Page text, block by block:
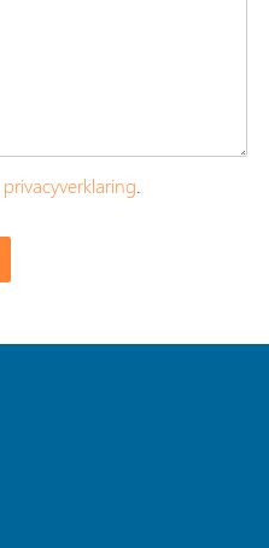
privacyverklaring